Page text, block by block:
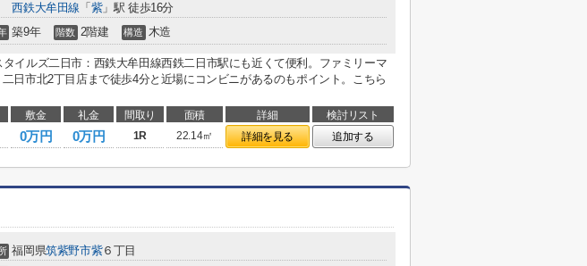
西鉄大牟田線 「 紫」駅 徒歩16分
築9年 階数 2階建 構造 木造
タイルズ二日市：西鉄大牟田線西鉄二日市駅にも近くて便利。ファミリーマ
二日市北2丁目店まで徒歩4分と近場にコンビニがあるのもポイント。こちら
敷金 礼金 間取り 面積 詳細
検討リスト
0万円 0万円 1R 22.14㎡ 詳細を見る 追加する
福岡県筑紫野市紫６丁目